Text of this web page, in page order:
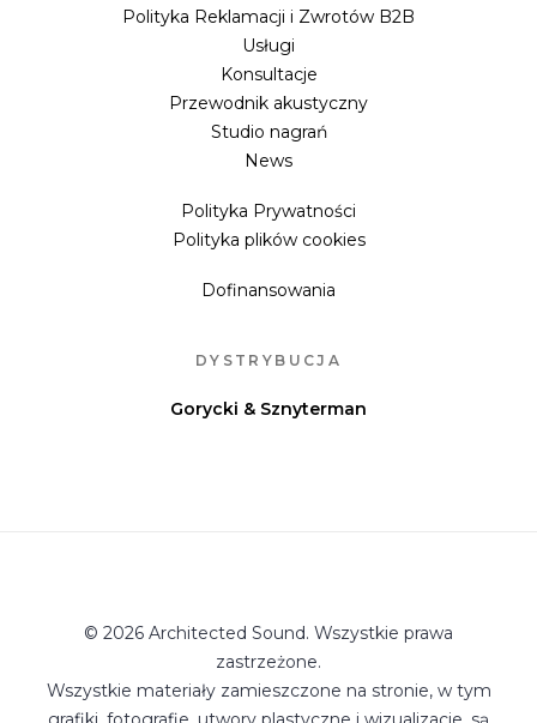
Polityka Reklamacji i Zwrotów B2B
Usługi
Konsultacje
Przewodnik akustyczny
Studio nagrań
News
Polityka Prywatności
Polityka plików cookies
Dofinansowania
DYSTRYBUCJA
Gorycki & Sznyterman
© 2026 Architected Sound. Wszystkie prawa
zastrzeżone.
Wszystkie materiały zamieszczone na stronie, w tym